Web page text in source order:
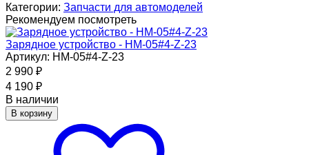
Категории: Запчасти для автомоделей
Рекомендуем посмотреть
Зарядное устройство - HM-05#4-Z-23
Артикул: HM-05#4-Z-23
2 990 ₽
4 190 ₽
В наличии
В корзину